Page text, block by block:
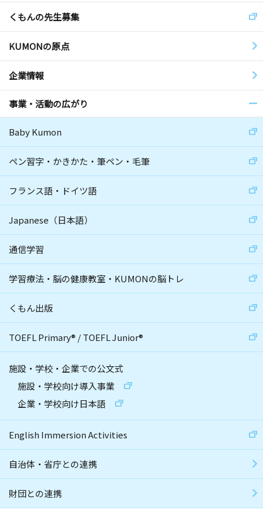
くもんの先生募集
KUMONの原点
企業情報
事業・活動の広がり
Baby Kumon
ペン習字・かきかた・筆ペン・毛筆
フランス語・ドイツ語
Japanese（日本語）
通信学習
学習療法・脳の健康教室・KUMONの脳トレ
くもん出版
TOEFL Primary® /TOEFL Junior®
施設・学校・企業での公文式
施設・学校向け導入事業
企業・学校向け日本語
English Immersion Activities
自治体・省庁との連携
財団との連携